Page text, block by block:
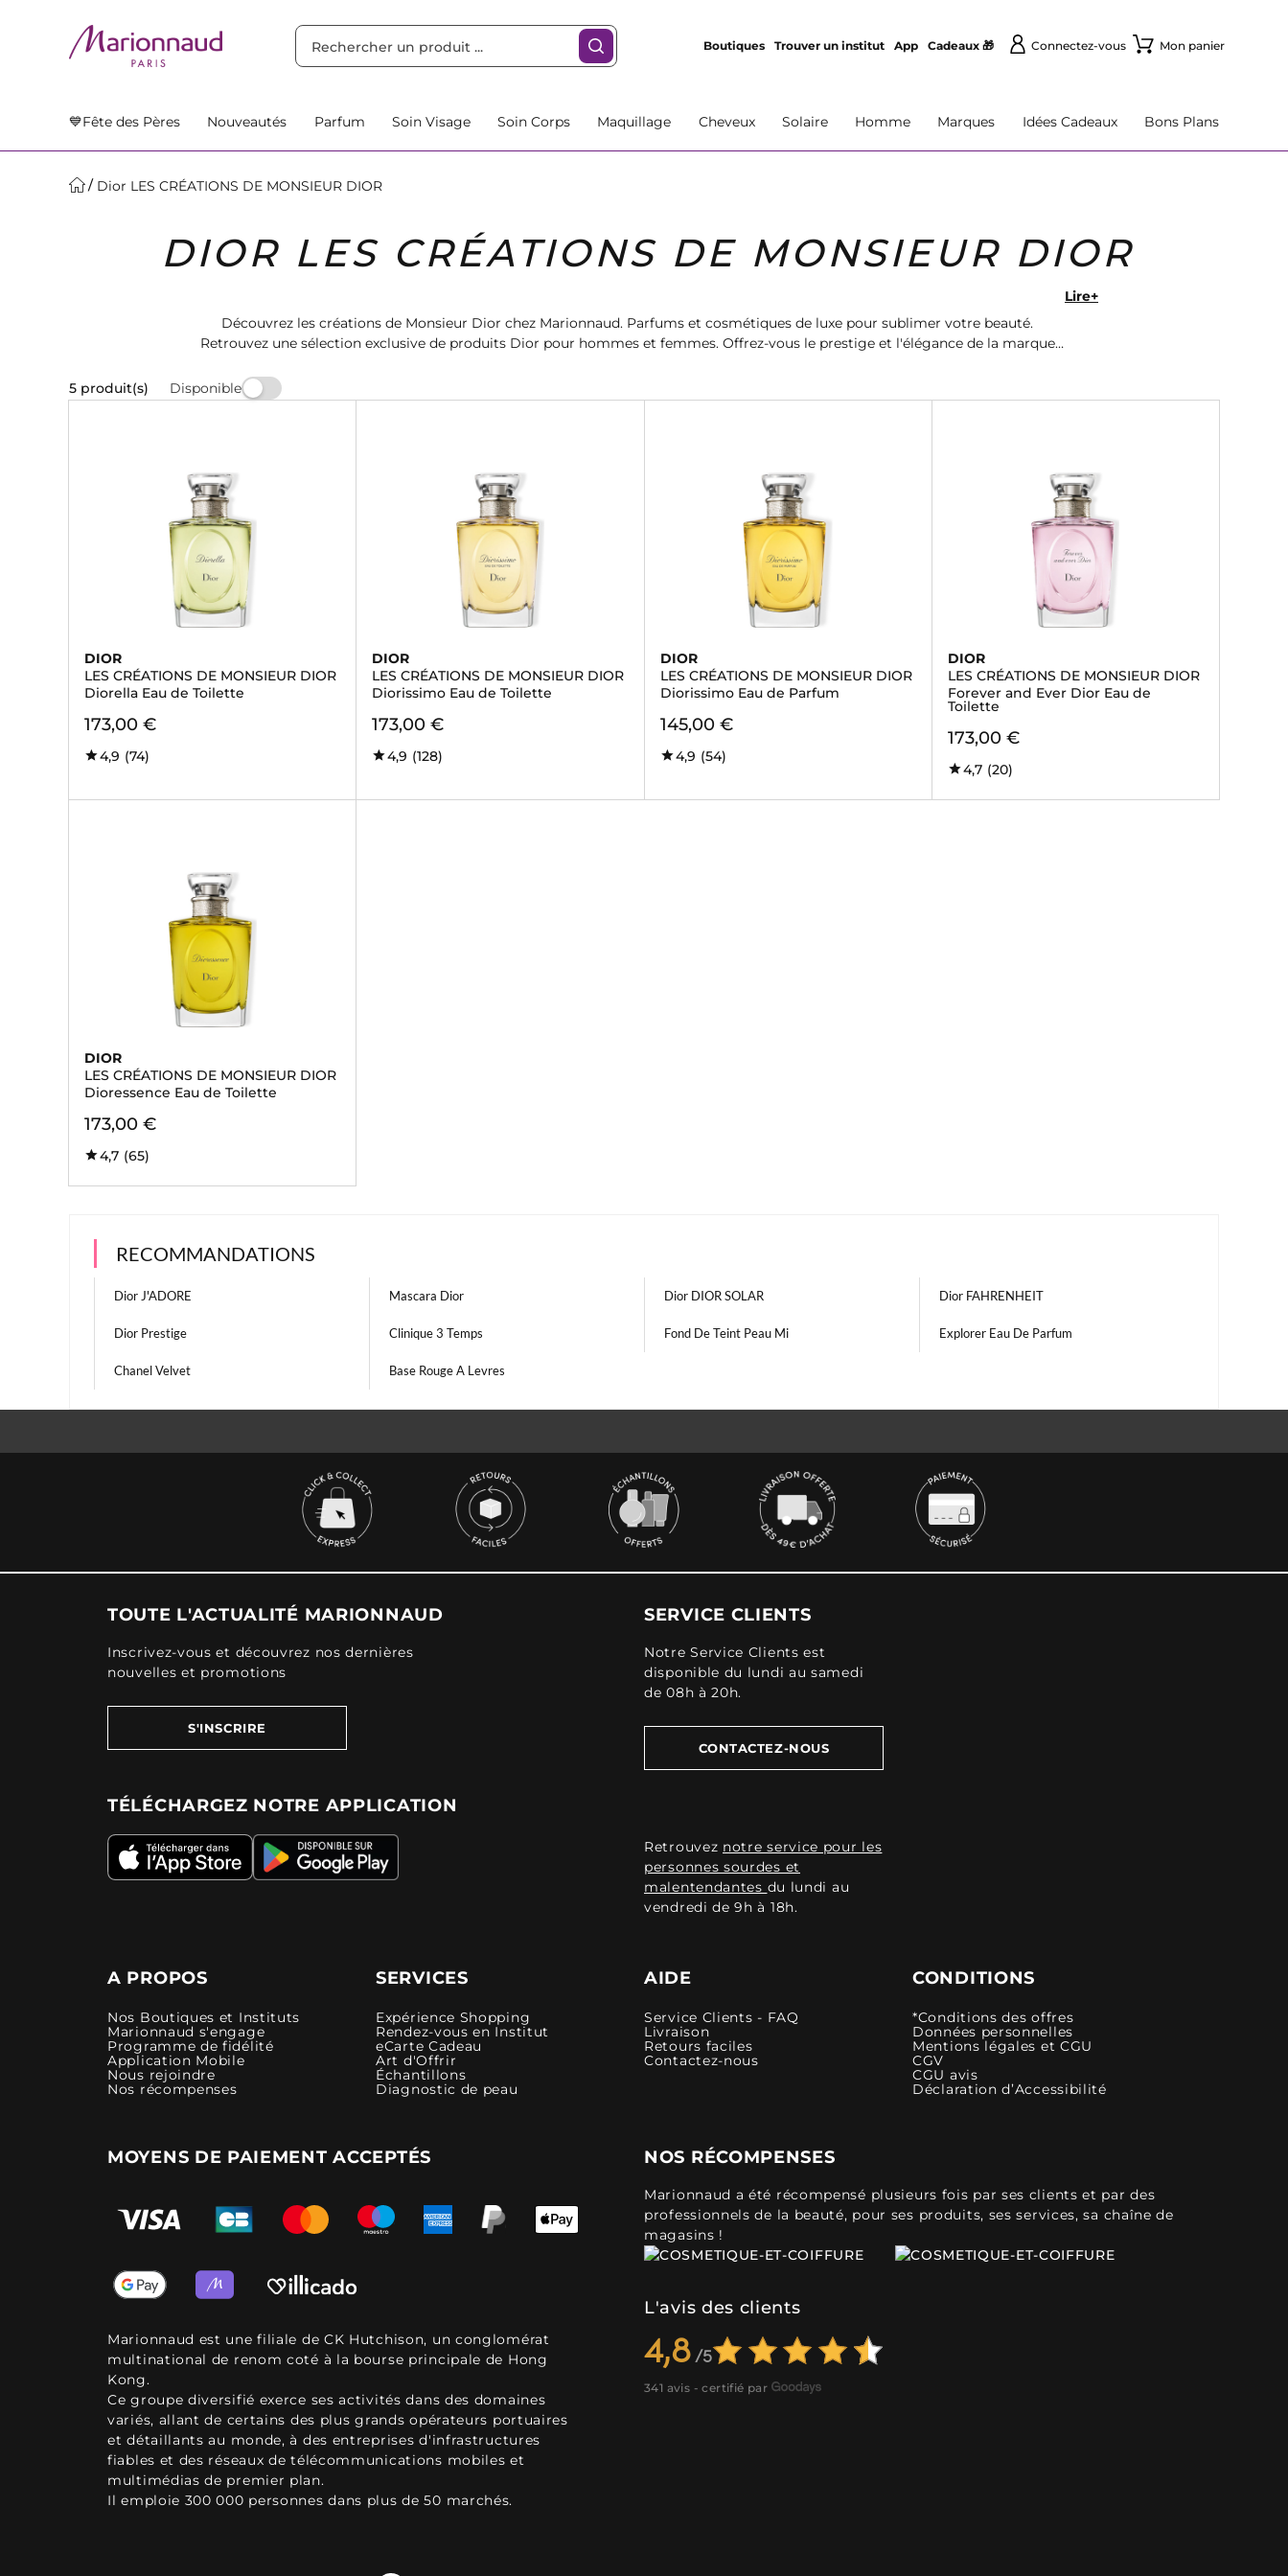
Boutiques Trouver un institut App Cadeaux 🎁 Connectez-vous Mon panier
💙Fête des Pères Nouveautés Parfum Soin Visage Soin Corps Maquillage Cheveux Solaire Homme Marques Idées Cadeaux Bons Plans
Dior LES CRÉATIONS DE MONSIEUR DIOR
DIOR LES CRÉATIONS DE MONSIEUR DIOR
Découvrez les créations de Monsieur Dior chez Marionnaud. Parfums et cosmétiques de luxe pour sublimer votre beauté.
Retrouvez une sélection exclusive de produits Dior pour hommes et femmes. Offrez-vous le prestige et l'élégance de la marque
Lire+
5 produit(s) Disponible
DIOR
LES CRÉATIONS DE MONSIEUR DIOR
Diorella Eau de Toilette
173,00 €
4,9 (74)
DIOR
LES CRÉATIONS DE MONSIEUR DIOR
Diorissimo Eau de Toilette
173,00 €
4,9 (128)
DIOR
LES CRÉATIONS DE MONSIEUR DIOR
Diorissimo Eau de Parfum
145,00 €
4,9 (54)
DIOR
LES CRÉATIONS DE MONSIEUR DIOR
Forever and Ever Dior Eau de
Toilette
173,00 €
4,7 (20)
DIOR
LES CRÉATIONS DE MONSIEUR DIOR
Dioressence Eau de Toilette
173,00 €
4,7 (65)
RECOMMANDATIONS
Dior J'ADORE Mascara Dior Dior DIOR SOLAR Dior FAHRENHEIT
Dior Prestige Clinique 3 Temps Fond De Teint Peau Mi Explorer Eau De Parfum
Chanel Velvet Base Rouge A Levres
TOUTE L'ACTUALITÉ MARIONNAUD
Inscrivez-vous et découvrez nos dernières
nouvelles et promotions
S'INSCRIRE
TÉLÉCHARGEZ NOTRE APPLICATION
SERVICE CLIENTS
Notre Service Clients est
disponible du lundi au samedi
de 08h à 20h.
CONTACTEZ-NOUS
Retrouvez notre service pour les
personnes sourdes et
malentendantes du lundi au
vendredi de 9h à 18h.
A PROPOS
Nos Boutiques et Instituts
Marionnaud s'engage
Programme de fidélité
Application Mobile
Nous rejoindre
Nos récompenses
SERVICES
Expérience Shopping
Rendez-vous en Institut
eCarte Cadeau
Art d'Offrir
Échantillons
Diagnostic de peau
AIDE
Service Clients - FAQ
Livraison
Retours faciles
Contactez-nous
CONDITIONS
*Conditions des offres
Données personnelles
Mentions légales et CGU
CGV
CGU avis
Déclaration d’Accessibilité
MOYENS DE PAIEMENT ACCEPTÉS
Marionnaud est une filiale de CK Hutchison, un conglomérat
multinational de renom coté à la bourse principale de Hong
Kong.
Ce groupe diversifié exerce ses activités dans des domaines
variés, allant de certains des plus grands opérateurs portuaires
et détaillants au monde, à des entreprises d'infrastructures
fiables et des réseaux de télécommunications mobiles et
multimédias de premier plan.
Il emploie 300 000 personnes dans plus de 50 marchés.
NOS RÉCOMPENSES
Marionnaud a été récompensé plusieurs fois par ses clients et par des
professionnels de la beauté, pour ses produits, ses services, sa chaîne de
magasins !
L'avis des clients
4,8
341 avis - certifié par